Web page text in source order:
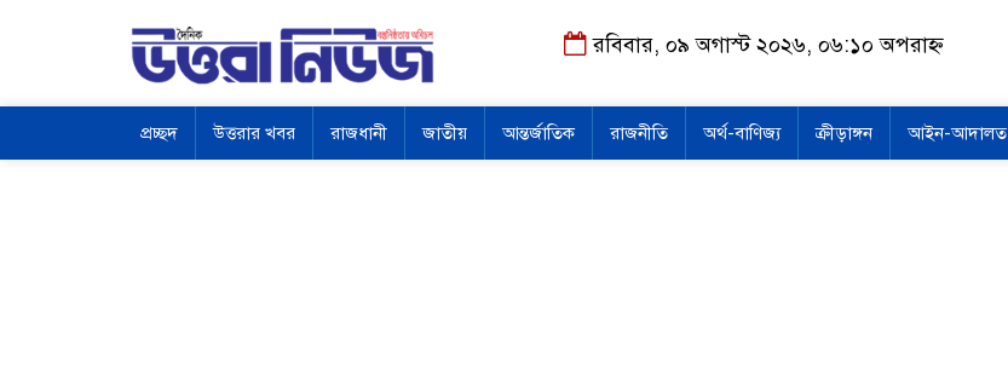
রবিবার, ০৯ অগাস্ট ২০২৬, ০৬:১০ অপরাহ্ন
প্রচ্ছদ উত্তরার খবর রাজধানী জাতীয় আন্তর্জাতিক রাজনীতি অর্থ-বাণিজ্য ক্রীড়াঙ্গন আইন-আদালত